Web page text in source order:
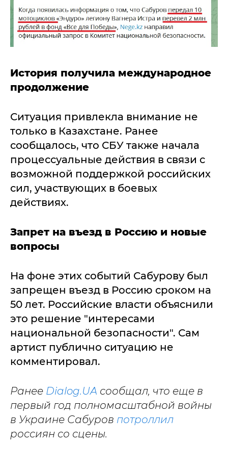
История получила международное
продолжение
Ситуация привлекла внимание не
только в Казахстане. Ранее
сообщалось, что СБУ также начала
процессуальные действия в связи с
возможной поддержкой российских
сил, участвующих в боевых
действиях.
Запрет на въезд в Россию и новые
вопросы
На фоне этих событий Сабурову был
запрещен въезд в Россию сроком на
50 лет. Российские власти объяснили
это решение "интересами
национальной безопасности". Сам
артист публично ситуацию не
комментировал.
Ранее Dialog.UA сообщал, что еще в
первый год полномасштабной войны
в Украине Сабуров потроллил
россиян со сцены.